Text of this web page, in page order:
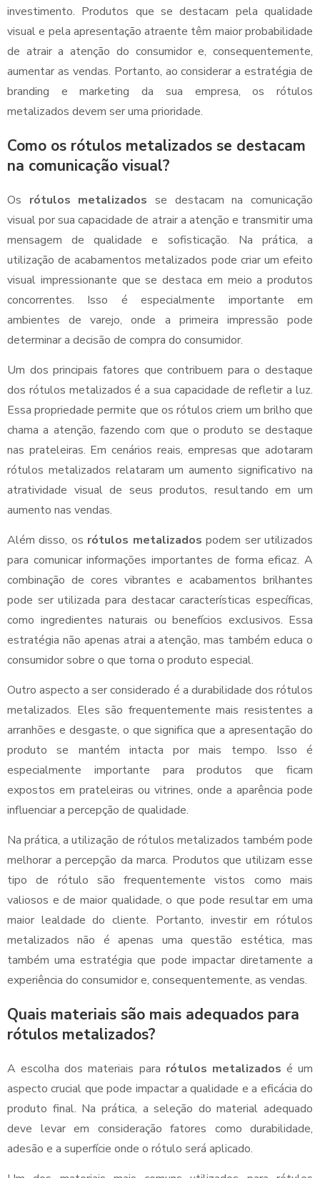
investimento. Produtos que se destacam pela qualidade
visual e pela apresentação atraente têm maior probabilidade
de atrair a atenção do consumidor e, consequentemente,
aumentar as vendas. Portanto, ao considerar a estratégia de
branding e marketing da sua empresa, os rótulos
metalizados devem ser uma prioridade.
Como os rótulos metalizados se destacam
na comunicação visual?
Os rótulos metalizados se destacam na comunicação
visual por sua capacidade de atrair a atenção e transmitir uma
mensagem de qualidade e sofisticação. Na prática, a
utilização de acabamentos metalizados pode criar um efeito
visual impressionante que se destaca em meio a produtos
concorrentes. Isso é especialmente importante em
ambientes de varejo, onde a primeira impressão pode
determinar a decisão de compra do consumidor.
Um dos principais fatores que contribuem para o destaque
dos rótulos metalizados é a sua capacidade de refletir a luz.
Essa propriedade permite que os rótulos criem um brilho que
chama a atenção, fazendo com que o produto se destaque
nas prateleiras. Em cenários reais, empresas que adotaram
rótulos metalizados relataram um aumento significativo na
atratividade visual de seus produtos, resultando em um
aumento nas vendas.
Além disso, os rótulos metalizados podem ser utilizados
para comunicar informações importantes de forma eficaz. A
combinação de cores vibrantes e acabamentos brilhantes
pode ser utilizada para destacar características específicas,
como ingredientes naturais ou benefícios exclusivos. Essa
estratégia não apenas atrai a atenção, mas também educa o
consumidor sobre o que torna o produto especial.
Outro aspecto a ser considerado é a durabilidade dos rótulos
metalizados. Eles são frequentemente mais resistentes a
arranhões e desgaste, o que significa que a apresentação do
produto se mantém intacta por mais tempo. Isso é
especialmente importante para produtos que ficam
expostos em prateleiras ou vitrines, onde a aparência pode
influenciar a percepção de qualidade.
Na prática, a utilização de rótulos metalizados também pode
melhorar a percepção da marca. Produtos que utilizam esse
tipo de rótulo são frequentemente vistos como mais
valiosos e de maior qualidade, o que pode resultar em uma
maior lealdade do cliente. Portanto, investir em rótulos
metalizados não é apenas uma questão estética, mas
também uma estratégia que pode impactar diretamente a
experiência do consumidor e, consequentemente, as vendas.
Quais materiais são mais adequados para
rótulos metalizados?
A escolha dos materiais para rótulos metalizados é um
aspecto crucial que pode impactar a qualidade e a eficácia do
produto final. Na prática, a seleção do material adequado
deve levar em consideração fatores como durabilidade,
adesão e a superfície onde o rótulo será aplicado.